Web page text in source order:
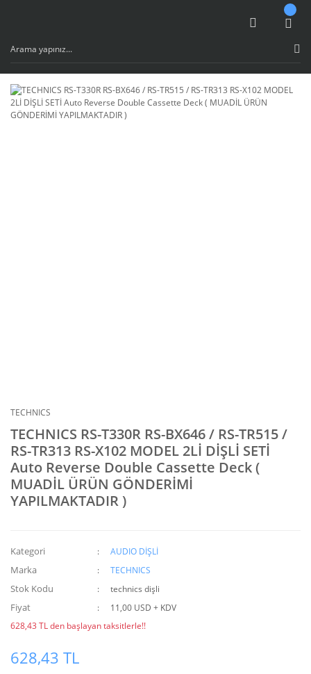
TECHNICS
TECHNICS RS-T330R RS-BX646 / RS-TR515 /
RS-TR313 RS-X102 MODEL 2Lİ DİŞLİ SETİ
Auto Reverse Double Cassette Deck (
MUADİL ÜRÜN GÖNDERİMİ
YAPILMAKTADIR )
Kategori AUDIO DİŞLİ
Marka TECHNICS
Stok Kodu technics dişli
Fiyat
11,00 USD + KDV
628,43 TL den başlayan taksitlerle!!
628,43 TL